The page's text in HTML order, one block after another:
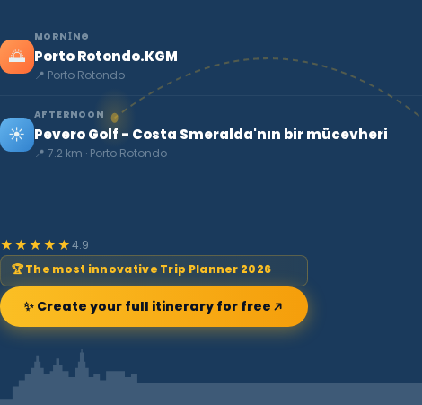
🌅
MORNING
Porto Rotondo.KGM
📍 Porto Rotondo
☀️
AFTERNOON
Pevero Golf - Costa Smeralda'nın bir mücevheri
📍 7.2 km · Porto Rotondo
★★★★★4.9
🏆 The most innovative Trip Planner 2026
✨ Create your full itinerary for free